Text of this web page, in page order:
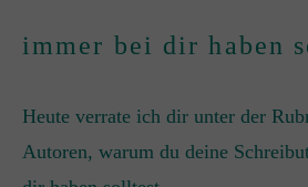
immer bei dir haben
Heute verrate ich dir unter der
Autoren, warum du deine